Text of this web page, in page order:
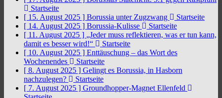
Startseite
[ 15. August 2025 ] Borussia unter Zugzwang
Startseite
[ 14. August 2025 ] Borussia-Kulisse
Startseite
[ 11. August 2025 ] „Jeder muss reflektieren, was er tun kann,
damit es besser wird!“
Startseite
[ 10. August 2025 ] Enttäuschung – das Wort des
Wochenendes
Startseite
[ 8. August 2025 ] Gelingt es Borussia, in Hasborn
nachzulegen?
Startseite
[ 7. August 2025 ] Groundhopper-Magnet Ellenfeld